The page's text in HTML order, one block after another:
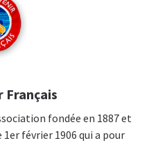
Français
fondée en 1887 et
février 1906 qui a pour